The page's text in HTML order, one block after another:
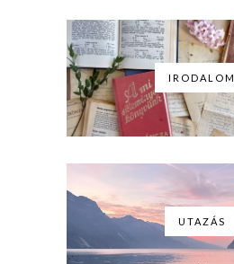
IRODALOM
UTAZÁS